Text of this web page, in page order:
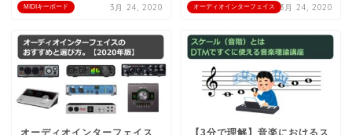
MIDIキーボード 3月 24, 2020 オーディオインターフェイス 3月 24, 2020
オーディオインターフェイス
【3分で理解】音楽におけるス